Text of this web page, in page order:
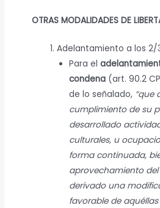
OTRAS MODALIDADES DE
Adelantamiento a los 2/
Para el
condena (art. 90.2
de lo señalado, “que
cumplimiento de su
desarrollado
culturales, u
forma continuada,
aprovechamiento
derivado una
favorable de